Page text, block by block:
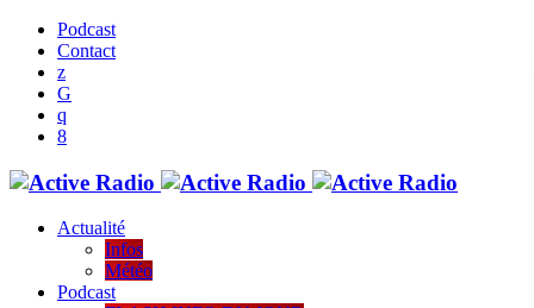
Podcast
Contact
Actualité
Infos
Météo
Podcast